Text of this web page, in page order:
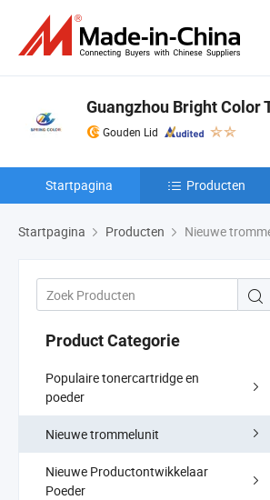
Guangzhou Bright Color
Gouden Lid
Startpagina Producten
Startpagina Producten Nieuwe
Product Categorie
Populaire tonercartridge en
poeder
Nieuwe trommelunit
Nieuwe Productontwikkelaar
Poeder